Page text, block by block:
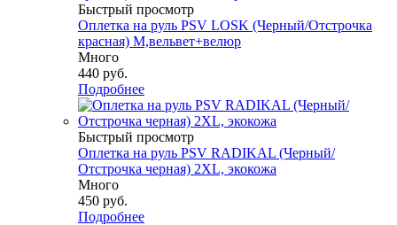
Быстрый просмотр
Оплетка на руль PSV LOSK (Черный/Отстрочка
красная) M,вельвет+велюр
Много
440 руб.
Подробнее
Быстрый просмотр
Оплетка на руль PSV RADIKAL (Черный/
Отстрочка черная) 2XL, экокожа
Много
450 руб.
Подробнее